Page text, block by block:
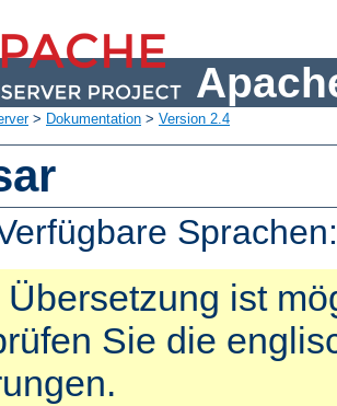
> Dokumentation > Version 2.4
Übersetzung ist
Sie die